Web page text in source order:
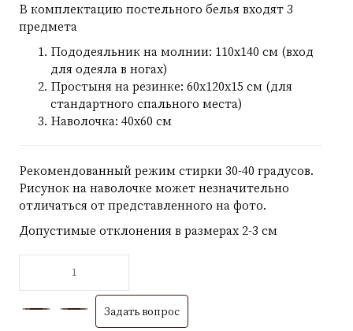
В комплектацию постельного белья входят 3
предмета
Пододеяльник на молнии: 110х140 см (вход
для одеяла в ногах)
Простыня на резинке: 60х120х15 см (для
стандартного спального места)
Наволочка: 40х60 см
Рекомендованный режим стирки 30-40 градусов.
Рисунок на наволочке может незначительно
отличаться от представленного на фото.
Допустимые отклонения в размерах 2-3 см
Задать вопрос